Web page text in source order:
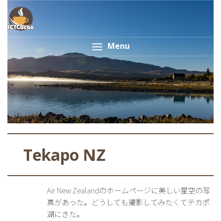
Menu
Tekapo NZ
Air New Zealandのホームページに美しい星空の写
真があった。どうしても撮影してみたくてテカポ
湖にきた。